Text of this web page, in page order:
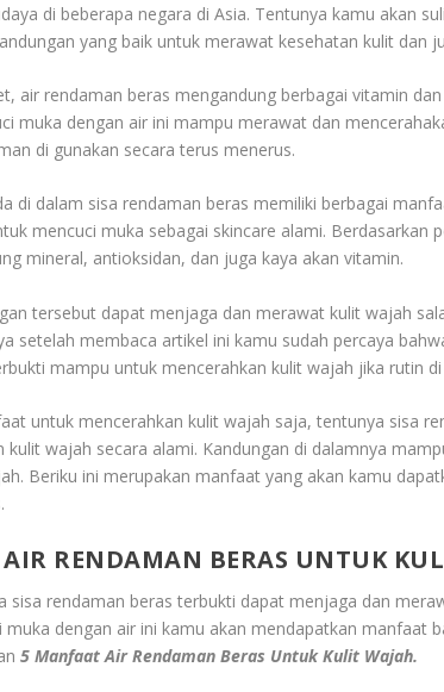
di beberapa negara di Asia. Tentunya kamu akan
yang baik untuk merawat kesehatan kulit dan
air rendaman beras mengandung berbagai vitamin
muka dengan air ini mampu merawat dan
di gunakan secara terus menerus.
di dalam sisa rendaman beras memiliki berbagai
mencuci muka sebagai skincare alami. Berdasarkan
mineral, antioksidan, dan juga kaya akan vitamin.
tersebut dapat menjaga dan merawat kulit wajah
setelah membaca artikel ini kamu sudah percaya
mampu untuk mencerahkan kulit wajah jika rutin di
untuk mencerahkan kulit wajah saja, tentunya sisa
kulit wajah secara alami. Kandungan di dalamnya
Beriku ini merupakan manfaat yang akan kamu
RENDAMAN BERAS UNTUK
sisa rendaman beras terbukti dapat menjaga dan
dengan air ini kamu akan mendapatkan manfaat
5 Manfaat Air Rendaman Beras Untuk Kulit Wajah.